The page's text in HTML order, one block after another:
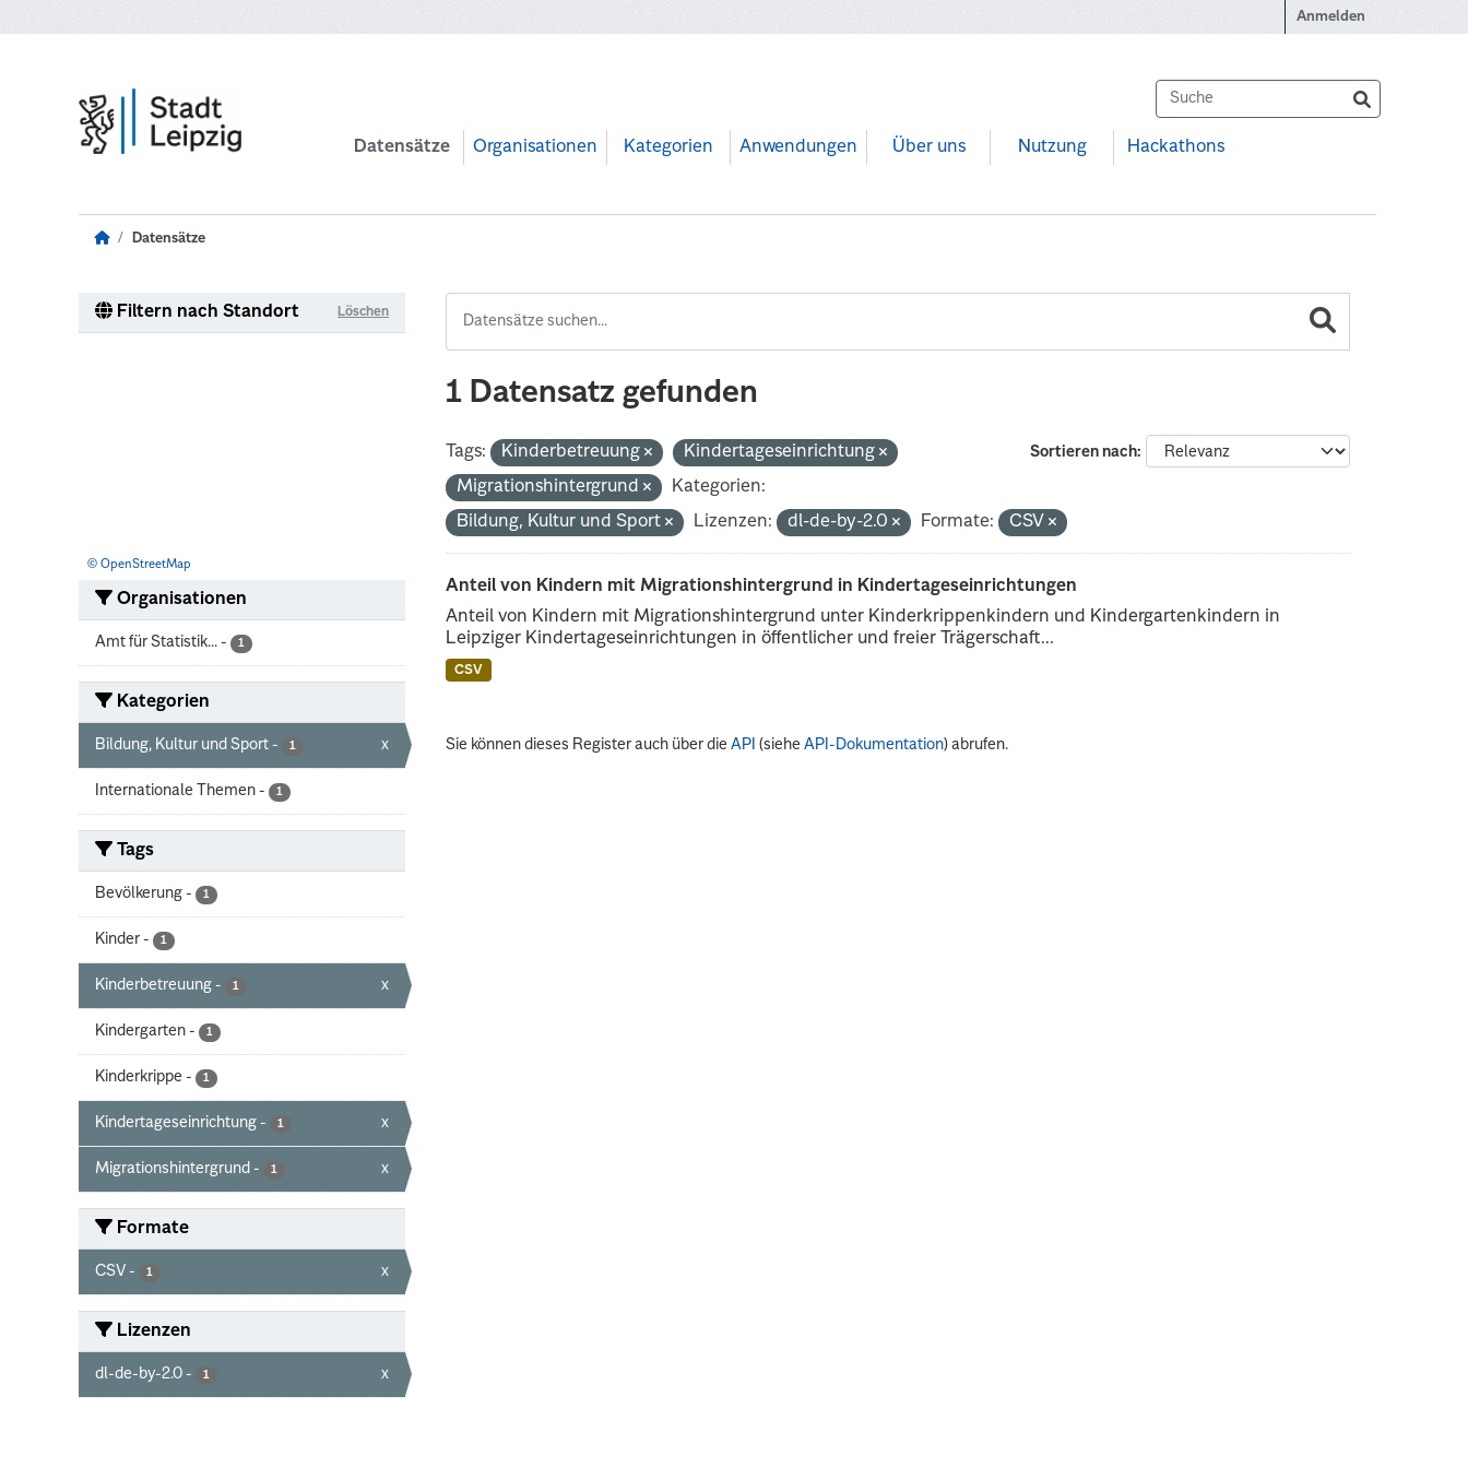
Anmelden
Datensätze Organisationen Kategorien Anwendungen Über uns Nutzung Hackathons
Datensätze
Filtern nach Standort Löschen
© OpenStreetMap
Organisationen
Amt für Statistik... - 1
Kategorien
Bildung, Kultur und Sport - 1 x
Internationale Themen - 1
Tags
Bevölkerung - 1
Kinder - 1
Kinderbetreuung - 1 x
Kindergarten - 1
Kinderkrippe - 1
Kindertageseinrichtung - 1 x
Migrationshintergrund - 1 x
Formate
CSV - 1 x
Lizenzen
dl-de-by-2.0 - 1 x
1 Datensatz gefunden
Sortieren nach
Tags: Kinderbetreuung
Kindertageseinrichtung
Migrationshintergrund
Kategorien:
Bildung, Kultur und Sport
Lizenzen: dl-de-by-2.0 Formate: CSV
Anteil von Kindern mit Migrationshintergrund in Kindertageseinrichtungen
Anteil von Kindern mit Migrationshintergrund unter Kinderkrippenkindern und Kindergartenkindern in
Leipziger Kindertageseinrichtungen in öffentlicher und freier Trägerschaft...
CSV
Sie können dieses Register auch über dieAPI (sieheAPI-Dokumentation) abrufen.